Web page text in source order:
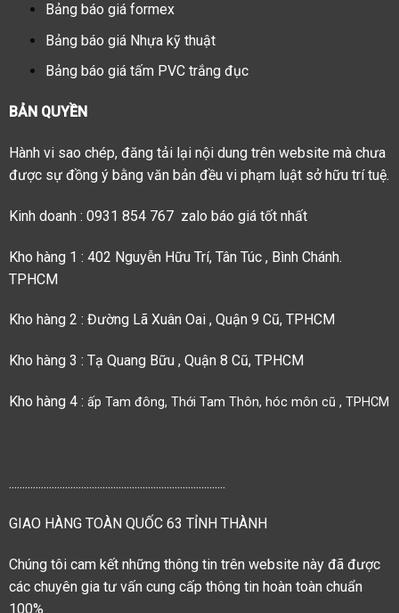
Bảng báo giá formex
Bảng báo giá Nhựa kỹ thuật
Bảng báo giá tấm PVC trắng đục
BẢN QUYỀN
Hành vi sao chép, đăng tải lại nội dung trên website mà chưa
được sự đồng ý bằng văn bản đều vi phạm luật sở hữu trí tuệ.
Kinh doanh : 0931 854 767 zalo báo giá tốt nhất
Kho hàng 1 : 402 Nguyễn Hữu Trí, Tân Túc , Bình Chánh.
TPHCM
Kho hàng 2 : Đường Lã Xuân Oai , Quận 9 Cũ, TPHCM
Kho hàng 3 : Tạ Quang Bữu , Quận 8 Cũ, TPHCM
Kho hàng 4 : ấp Tam đông, Thới Tam Thôn, hóc môn cũ , TPHCM
.................................................................................
GIAO HÀNG TOÀN QUỐC 63 TỈNH THÀNH
Chúng tôi cam kết những thông tin trên website này đã được
các chuyên gia tư vấn cung cấp thông tin hoàn toàn chuẩn
100%